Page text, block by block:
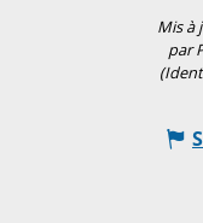
Mis à
par